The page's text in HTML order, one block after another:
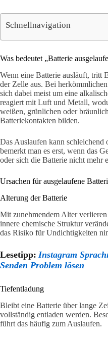
Schnellnavigation
Was bedeutet „Batterie
Wenn eine Batterie ausläuft, tritt
der Zelle aus. Bei
sich dabei meist um eine
reagiert mit Luft und Metall,
weißen, grünlichen oder
Batteriekontakten bilden.
Das Auslaufen kann
bemerkt man es erst, wenn das
oder sich die Batterie nicht mehr
Ursachen für ausgelaufene
Alterung der Batterie
Mit zunehmendem Alter
innere chemische Struktur
das Risiko für Undichtigkeiten
Lesetipp: Instagram
Senden Problem lösen
Tiefentladung
Bleibt eine Batterie über lange
vollständig entladen werden.
führt das häufig zum Auslaufen.